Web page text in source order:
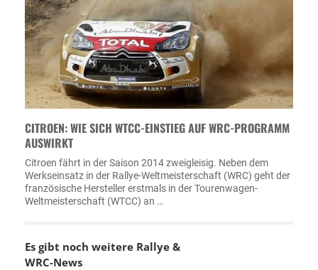
CITROEN: WIE SICH WTCC-EINSTIEG AUF WRC-PROGRAMM
AUSWIRKT
Citroen fährt in der Saison 2014 zweigleisig. Neben dem
Werkseinsatz in der Rallye-Weltmeisterschaft (WRC) geht der
französische Hersteller erstmals in der Tourenwagen-
Weltmeisterschaft (WTCC) an …
Es gibt noch weitere Rallye &
WRC-News